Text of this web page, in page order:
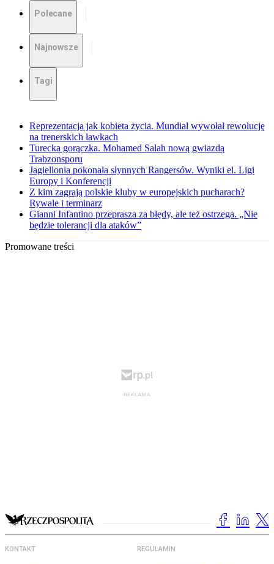
Polecane
Najnowsze
Tagi
Reprezentacja jak kobieta życia. Mundial wywołał rewolucję
na trenerskich ławkach
Turecka gorączka. Mohamed Salah nową gwiazdą
Trabzonsporu
Jagiellonia pokonała słynnych Rangersów. Wyniki el. Ligi
Europy i Konferencji
Z kim zagrają polskie kluby w europejskich pucharach?
Rywale i terminarz
Gianni Infantino przeprasza za błędy, ale też ostrzega. „Nie
będzie tolerancji dla ataków”
Promowane treści
KONTAKT REGULAMIN